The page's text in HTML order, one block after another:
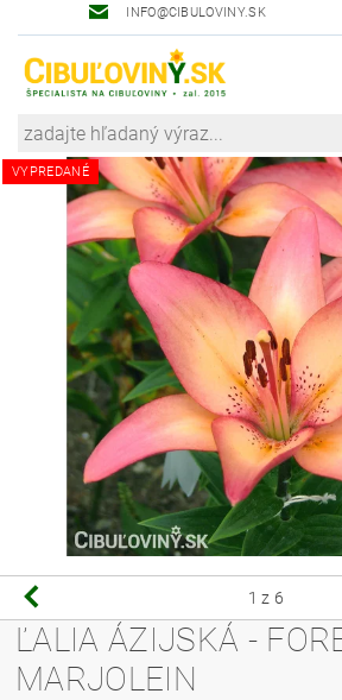
INFO@CIBULOVINY.SK
VYPREDANÉ
1 z 6
ĽALIA ÁZIJSKÁ -
MARJOLEIN
Robot zahradník Peter